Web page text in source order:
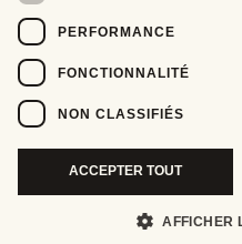
PERFORMANCE
FONCTIONNALITÉ
NON CLASSIFIÉS
ACCEPTER TOUT
AFFICHER